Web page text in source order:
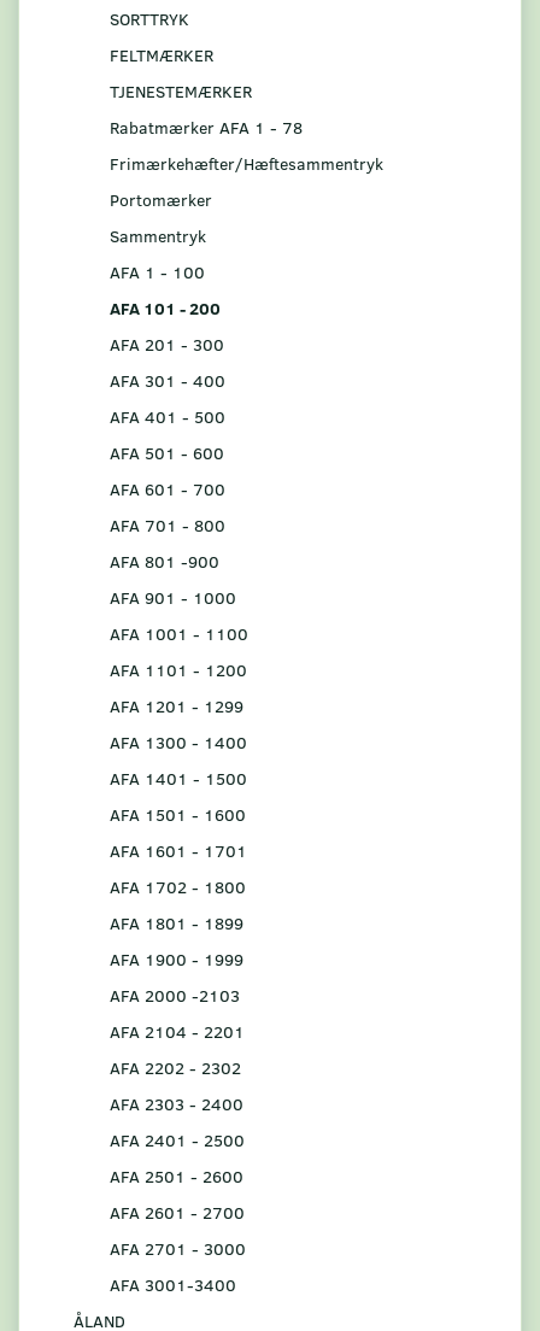
SORTTRYK
FELTMÆRKER
TJENESTEMÆRKER
Rabatmærker AFA 1 - 78
Frimærkehæfter/Hæftesammentryk
Portomærker
Sammentryk
AFA 1 - 100
AFA 101 - 200
AFA 201 - 300
AFA 301 - 400
AFA 401 - 500
AFA 501 - 600
AFA 601 - 700
AFA 701 - 800
AFA 801 -900
AFA 901 - 1000
AFA 1001 - 1100
AFA 1101 - 1200
AFA 1201 - 1299
AFA 1300 - 1400
AFA 1401 - 1500
AFA 1501 - 1600
AFA 1601 - 1701
AFA 1702 - 1800
AFA 1801 - 1899
AFA 1900 - 1999
AFA 2000 -2103
AFA 2104 - 2201
AFA 2202 - 2302
AFA 2303 - 2400
AFA 2401 - 2500
AFA 2501 - 2600
AFA 2601 - 2700
AFA 2701 - 3000
AFA 3001-3400
ÅLAND